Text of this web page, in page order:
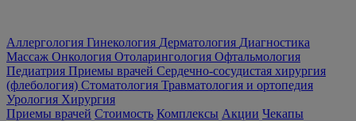
Аллергология Гинекология Дерматология Диагностика
Массаж Онкология Отоларингология Офтальмология
Педиатрия Приемы врачей Сердечно-сосудистая хирургия
(флебология) Стоматология Травматология и ортопедия
Урология Хирургия
Приемы врачей Стоимость Комплексы Акции Чекапы